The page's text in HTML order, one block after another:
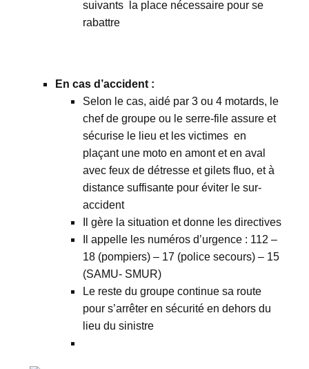
suivants la place nécessaire pour se
rabattre
En cas d’accident :
Selon le cas, aidé par 3 ou 4 motards, le
chef de groupe ou le serre-file assure et
sécurise le lieu et les victimes en
plaçant une moto en amont et en aval
avec feux de détresse et gilets fluo, et à
distance suffisante pour éviter le sur-
accident
Il gère la situation et donne les directives
Il appelle les numéros d’urgence : 112 –
18 (pompiers) – 17 (police secours) – 15
(SAMU- SMUR)
Le reste du groupe continue sa route
pour s’arrêter en sécurité en dehors du
lieu du sinistre